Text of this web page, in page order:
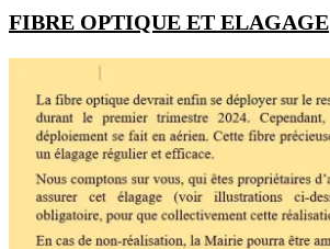
FIBRE OPTIQUE ET ELAGAGE